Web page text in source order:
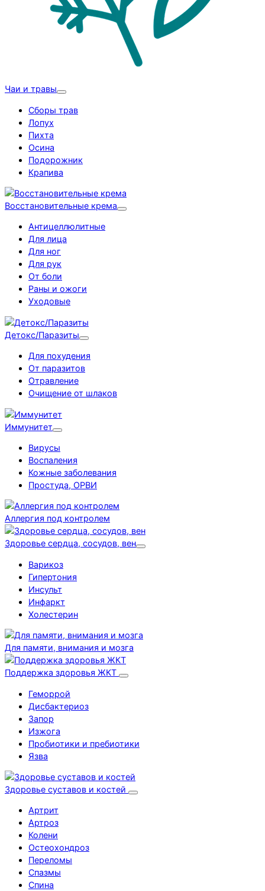
Чаи и травы
Сборы трав
Лопух
Пихта
Осина
Подорожник
Крапива
Восстановительные крема
Антицеллюлитные
Для лица
Для ног
Для рук
От боли
Раны и ожоги
Уходовые
Детокс/Паразиты
Для похудения
От паразитов
Отравление
Очищение от шлаков
Иммунитет
Вирусы
Воспаления
Кожные заболевания
Простуда, ОРВИ
Аллергия под контролем
Здоровье сердца, сосудов, вен
Варикоз
Гипертония
Инсульт
Инфаркт
Холестерин
Для памяти, внимания и мозга
Поддержка здоровья ЖКТ
Геморрой
Дисбактериоз
Запор
Изжога
Пробиотики и пребиотики
Язва
Здоровье суставов и костей
Артрит
Артроз
Колени
Остеохондроз
Переломы
Спазмы
Спина